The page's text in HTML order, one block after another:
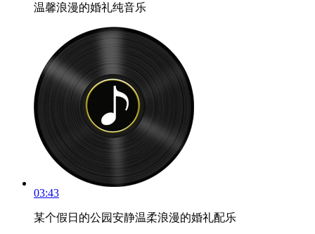
温馨浪漫的婚礼纯音乐
03:43
某个假日的公园安静温柔浪漫的婚礼配乐